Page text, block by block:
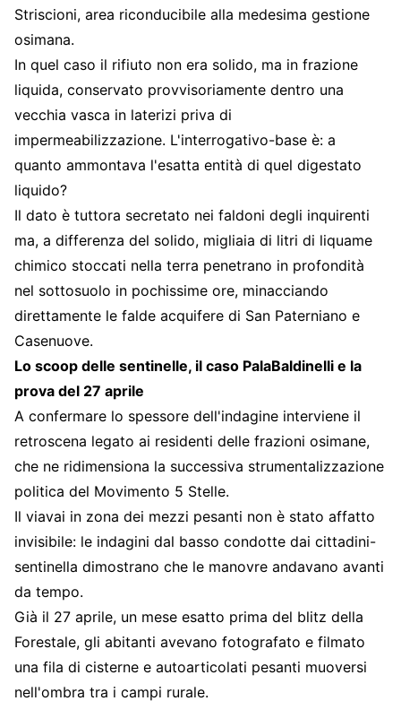
Striscioni, area riconducibile alla medesima gestione
osimana.
In quel caso il rifiuto non era solido, ma in frazione
liquida, conservato provvisoriamente dentro una
vecchia vasca in laterizi priva di
impermeabilizzazione. L'interrogativo-base è: a
quanto ammontava l'esatta entità di quel digestato
liquido?
Il dato è tuttora secretato nei faldoni degli inquirenti
ma, a differenza del solido, migliaia di litri di liquame
chimico stoccati nella terra penetrano in profondità
nel sottosuolo in pochissime ore, minacciando
direttamente le falde acquifere di San Paterniano e
Casenuove.
Lo scoop delle sentinelle, il caso PalaBaldinelli e la
prova del 27 aprile
A confermare lo spessore dell'indagine interviene il
retroscena legato ai residenti delle frazioni osimane,
che ne ridimensiona la successiva strumentalizzazione
politica del Movimento 5 Stelle.
Il viavai in zona dei mezzi pesanti non è stato affatto
invisibile: le indagini dal basso condotte dai cittadini-
sentinella dimostrano che le manovre andavano avanti
da tempo.
Già il 27 aprile, un mese esatto prima del blitz della
Forestale, gli abitanti avevano fotografato e filmato
una fila di cisterne e autoarticolati pesanti muoversi
nell'ombra tra i campi rurale.